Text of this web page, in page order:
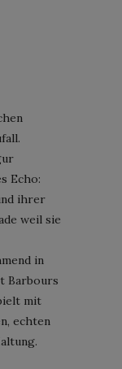
Echo:
ihrer
weil sie
in
Barbours
mit
echten